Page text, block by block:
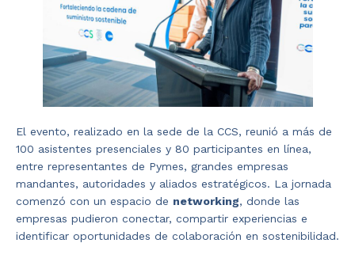
El evento, realizado en la sede de la CCS, reunió a más de
100 asistentes presenciales y 80 participantes en línea,
entre representantes de Pymes, grandes empresas
mandantes, autoridades y aliados estratégicos. La jornada
comenzó con un espacio de networking, donde las
empresas pudieron conectar, compartir experiencias e
identificar oportunidades de colaboración en sostenibilidad.